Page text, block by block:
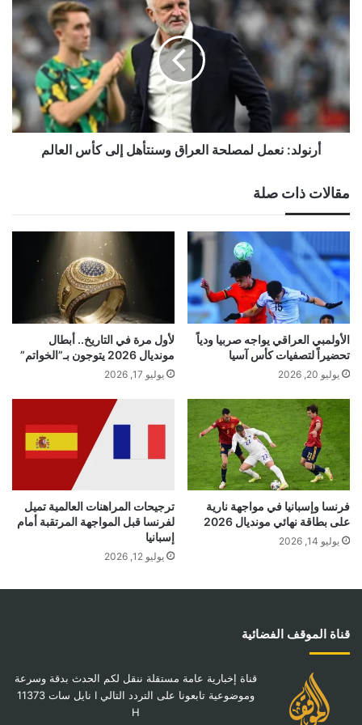
لمصلحة
العراق
وسنتأهل
كأس
العالم
أرنولد: نعمل لمصلحة العراق وسنتأهل إلى كأس العالم
مقالات ذات صلة
الأولمبي العراقي يواجه صربيا ودياً
تحضيراً لتصفيات كأس آسيا
يوليو 20, 2026
لأول مرة في التاريخ.. أبطال
مونديال 2026 يتوجون بـ”الخواتم”
يوليو 17, 2026
فرنسا وإسبانيا في مواجهة نارية
على بطاقة نهائي مونديال 2026
يوليو 14, 2026
ترجيحات المراهنات العالمية تميل
لفرنسا قبل المواجهة المرتقبة أمام
إسبانيا
يوليو 12, 2026
قناة الموقف الفضائية
قناة إخبارية عامة مستقلة ننقل لكم الحدث بدقة وسرعة
وموضوعية تابعونا على التردد التالي I نايل سات 11373
H